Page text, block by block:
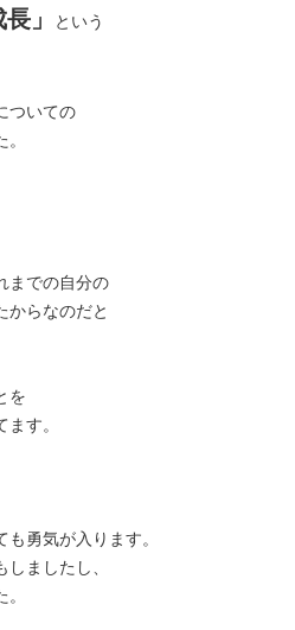
」
という
ついての
までの自分の
からなのだと
を
す。
勇気が入ります。
ましたし、